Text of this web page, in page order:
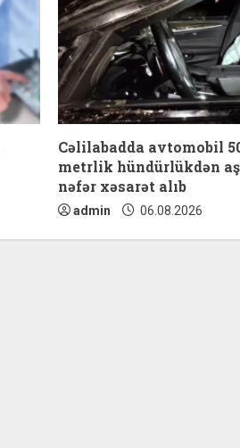
Cəlilabadda avtomobil
metrlik hündürlükdən
nəfər xəsarət alıb
admin 06.08.2026